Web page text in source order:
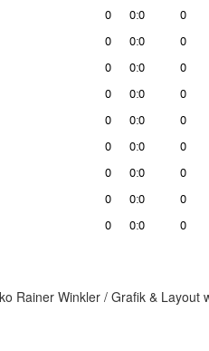
Rainer Winkler / Grafik & Layout